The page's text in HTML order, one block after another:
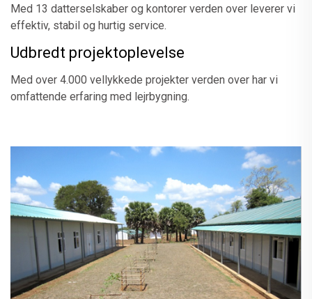
Med 13 datterselskaber og kontorer verden over leverer vi
effektiv, stabil og hurtig service.
Udbredt projektoplevelse
Med over 4.000 vellykkede projekter verden over har vi
omfattende erfaring med lejrbygning.